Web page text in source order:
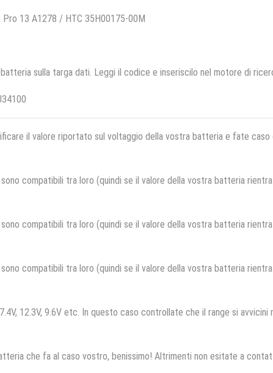
13 A1278 / HTC 35H00175-00M
sulla targa dati. Leggi il codice e inseriscilo nel motore di
il valore riportato sul voltaggio della vostra batteria e fate caso
compatibili tra loro (quindi se il valore della vostra batteria
compatibili tra loro (quindi se il valore della vostra batteria
compatibili tra loro (quindi se il valore della vostra batteria
12.3V, 9.6V etc. In questo caso controllate che il range si
che fa al caso vostro, benissimo! Altrimenti non esitate a